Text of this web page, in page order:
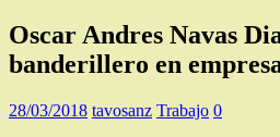
Oscar Andres Navas
banderillero en
28/03/2018 tavosanz Trabajo 0